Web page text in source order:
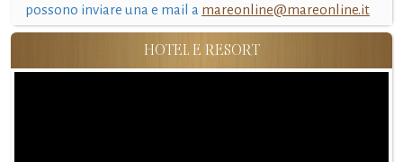
possono inviare una e mail a mareonline@mareonline.it
HOTEL E RESORT